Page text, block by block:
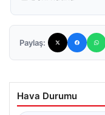
Paylaş:
Hava Durumu